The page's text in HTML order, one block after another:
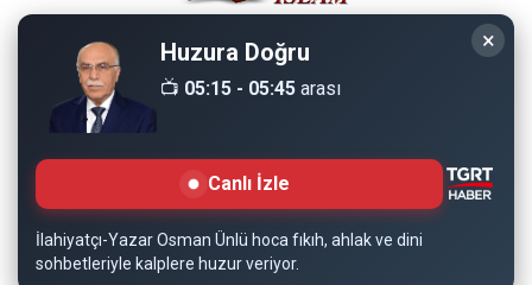
Copyright © 2008 - Dinimiz İslam. Her Hakkı Saklıdır.
Sitemizdeki bilgiler, bütün insanların istifadesi için
hazırlanmıştır. Orijinaline sadık kalmak şartıyla, izin
almaya gerek kalmadan, herkes istediği gibi alıp istifade
edebilir.
Normal Siteyi Göster
×
Huzura Doğru
📺 05:15 - 05:45 arası
Canlı İzle
İlahiyatçı-Yazar Osman Ünlü hoca fıkıh, ahlak ve dini
sohbetleriyle kalplere huzur veriyor.